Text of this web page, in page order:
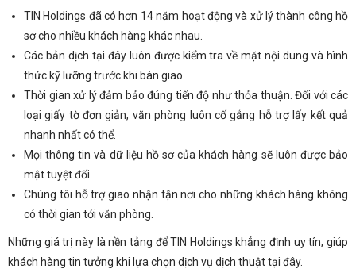
TIN Holdings đã có hơn 14 năm hoạt động và xử lý thành công hồ
sơ cho nhiều khách hàng khác nhau.
Các bản dịch tại đây luôn được kiểm tra về mặt nội dung và hình
thức kỹ lưỡng trước khi bàn giao.
Thời gian xử lý đảm bảo đúng tiến độ như thỏa thuận. Đối với các
loại giấy tờ đơn giản, văn phòng luôn cố gắng hỗ trợ lấy kết quả
nhanh nhất có thể.
Mọi thông tin và dữ liệu hồ sơ của khách hàng sẽ luôn được bảo
mật tuyệt đối.
Chúng tôi hỗ trợ giao nhận tận nơi cho những khách hàng không
có thời gian tới văn phòng.
Những giá trị này là nền tảng để TIN Holdings khẳng định uy tín, giúp
khách hàng tin tưởng khi lựa chọn dịch vụ dịch thuật tại đây.